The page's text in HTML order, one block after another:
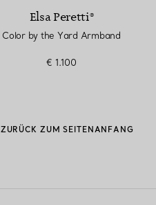
Elsa Peretti®
Color by the Yard Armband
€ 1.100
ZURÜCK ZUM SEITENANFANG